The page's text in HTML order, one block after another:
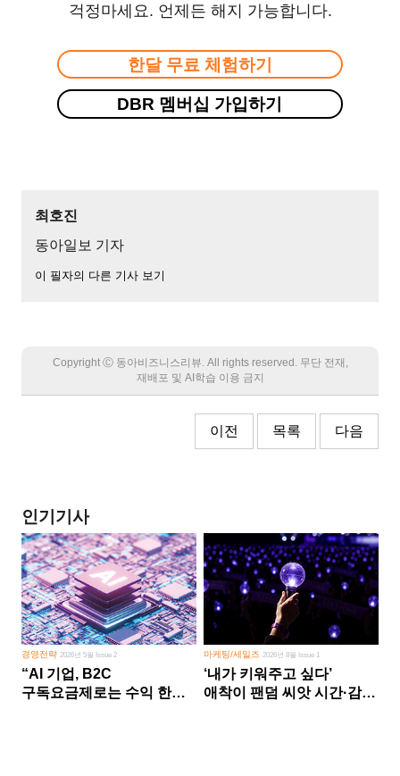
걱정마세요. 언제든 해지 가능합니다.
한달 무료 체험하기
DBR 멤버십 가입하기
최호진
동아일보 기자
이 필자의 다른 기사 보기
Copyright Ⓒ 동아비즈니스리뷰. All rights reserved. 무단 전재,
재배포 및 AI학습 이용 금지
이전 목록 다음
인기기사
경영전략 2026년 5월 Issue 2
“AI 기업, B2C
구독요금제로는 수익 한계
마케팅/세일즈 2026년 8월 Issue 1
‘내가 키워주고 싶다’
애착이 팬덤 씨앗 시간·감정